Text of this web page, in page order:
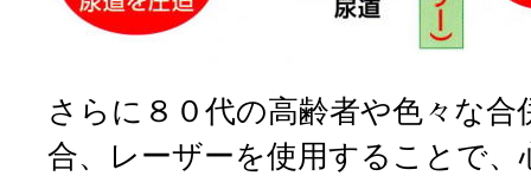
さらに８０代の高齢者や色々な
合、レーザーを使用することで